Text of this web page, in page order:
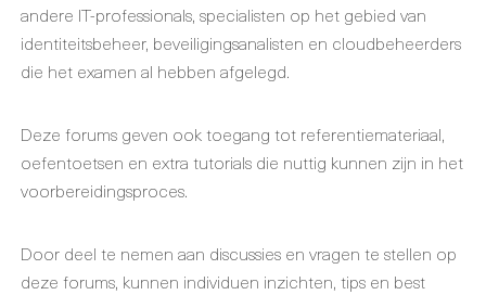
andere IT-professionals, specialisten op het gebied van
identiteitsbeheer, beveiligingsanalisten en cloudbeheerders
die het examen al hebben afgelegd.
Deze forums geven ook toegang tot referentiemateriaal,
oefentoetsen en extra tutorials die nuttig kunnen zijn in het
voorbereidingsproces.
Door deel te nemen aan discussies en vragen te stellen op
deze forums, kunnen individuen inzichten, tips en best